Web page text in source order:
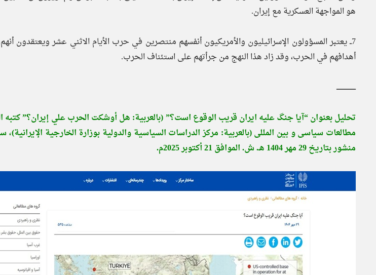
هو المواجهة العسكرية مع إيران.
7ــ يعتبر المسؤولون الإسرائيليون والأمريكيون أنفسهم منتصرين في حرب الأيام الاثني عشر ويعتقدون
أهدافهم في الحرب، وقد زاد هذا النهج من جرأتهم على استئناف الحرب.
ـــــــــــــــــــ
تحليل بعنوان “آیا جنگ علیه ایران قریب الوقوع است؟” (بالعربية: هل أوشكت الحرب علي إيران؟” كتبه
مطالعات سیاسی و بین‌ المللی (بالعربية: مركز الدراسات السياسية والدولية بوزارة الخارجية
منشور بتاريخ 29 مهر 1404 هـ. ش. الموافق 21 أكتوبر 2025م.